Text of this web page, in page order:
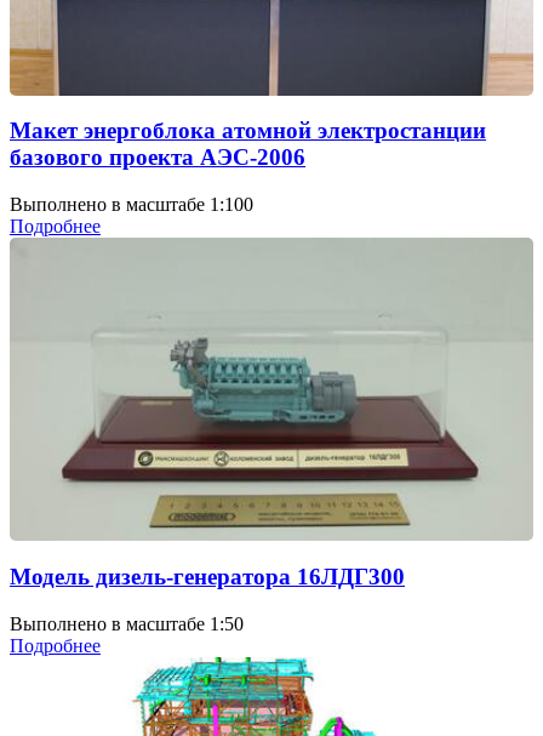
Макет энергоблока атомной электростанции
базового проекта АЭС-2006
Выполнено в масштабе 1:100
Подробнее
Модель дизель-генератора 16ЛДГ300
Выполнено в масштабе 1:50
Подробнее